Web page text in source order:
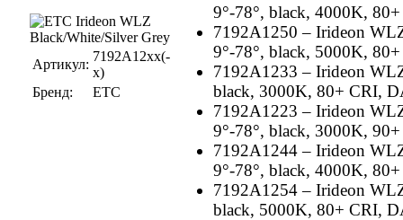
Артикул:
7192A12хх(-
х)
Бренд:
ETC
9°-78°, black, 4000K,
7192A1250 – Irideon
9°-78°, black, 5000K,
7192A1233 – Irideon
black, 3000K, 80+ CRI,
7192A1223 – Irideon
9°-78°, black, 3000K,
7192A1244 – Irideon
9°-78°, black, 4000K,
7192A1254 – Irideon
black, 5000K, 80+ CRI,